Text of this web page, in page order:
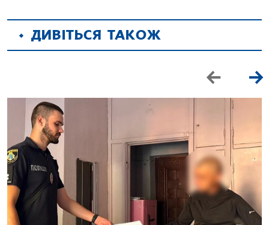
ДИВІТЬСЯ ТАКОЖ